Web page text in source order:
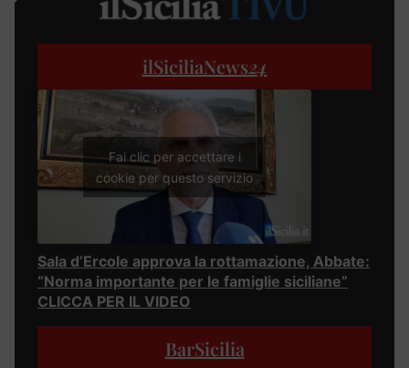
ilSiciliaNews24
Fai clic per accettare i
cookie per questo servizio
Sala d’Ercole approva la rottamazione, Abbate:
“Norma importante per le famiglie siciliane”
CLICCA PER IL VIDEO
BarSicilia